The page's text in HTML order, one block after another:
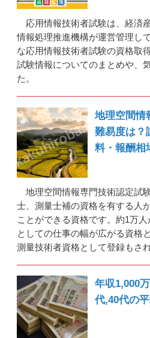
応用情報技術者試験は、経済
情報処理推進機構が運営管理し
な応用情報技術者試験の資格取
試験情報についてのまとめや、
た。
地理空間情
難易度は？
料・報酬相
地理空間情報専門技術認定試
士、測量士補の資格を有する人
ことができる資格です。約1万
としての仕事の幅が広がる資格
測量技術者資格として登録もさ
年収1,000
代,40代の